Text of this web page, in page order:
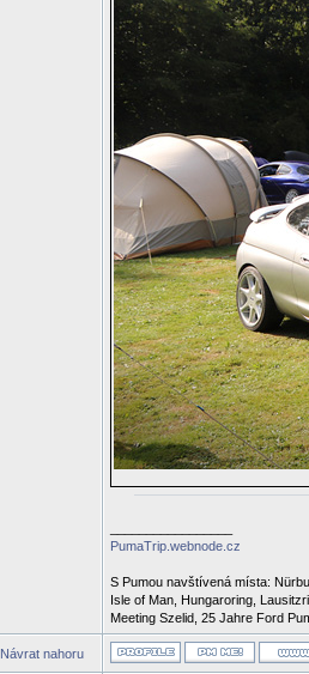
PumaTrip.webnode.cz
S Pumou navštívená místa:
Isle of Man, Hungaroring,
Meeting Szelid, 25 Jahre Ford
Návrat nahoru